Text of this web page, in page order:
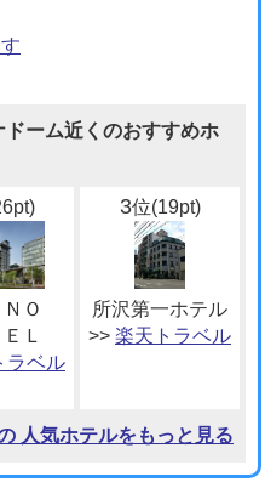
ーム近くのおすすめホ
ＮＯ
Ｌ
ラベル
3位(19pt)
所沢第一ホテル
>> 楽天トラベル
人気ホテルをもっと見る